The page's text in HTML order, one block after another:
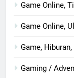
Game Online,
Game Online,
Game,
Gaming /